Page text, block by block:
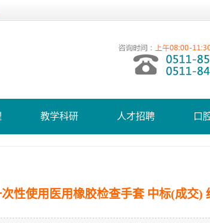
教学科研 人才招聘 口
性使用医用橡胶检查手套 中标(成交)